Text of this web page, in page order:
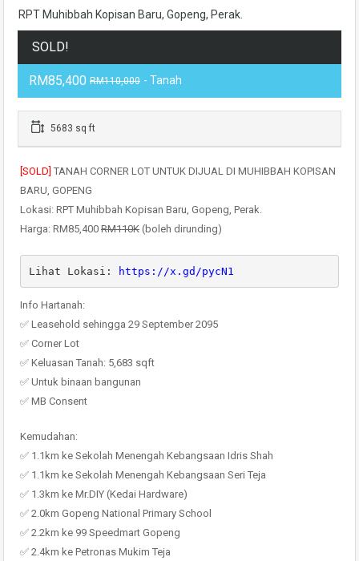
RPT Muhibbah Kopisan Baru, Gopeng, Perak.
SOLD!
RM85,400 RM110,000 - Tanah
5683 sq ft
[SOLD] TANAH CORNER LOT UNTUK DIJUAL DI MUHIBBAH KOPISAN
BARU, GOPENG
Lokasi: RPT Muhibbah Kopisan Baru, Gopeng, Perak.
Harga: RM85,400 RM110K (boleh dirunding)
Lihat Lokasi: https://x.gd/pycN1
Info Hartanah:
✅ Leasehold sehingga 29 September 2095
✅ Corner Lot
✅ Keluasan Tanah: 5,683 sqft
✅ Untuk binaan bangunan
✅ MB Consent
Kemudahan:
✅ 1.1km ke Sekolah Menengah Kebangsaan Idris Shah
✅ 1.1km ke Sekolah Menengah Kebangsaan Seri Teja
✅ 1.3km ke Mr.DIY (Kedai Hardware)
✅ 2.0km Gopeng National Primary School
✅ 2.2km ke 99 Speedmart Gopeng
✅ 2.4km ke Petronas Mukim Teja